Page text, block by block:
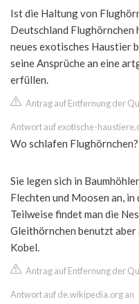
Ist die Haltung von
Deutschland Flughörnchen
neues exotisches Haustier
seine Ansprüche an eine
erfüllen.
Antrag auf Entfernung der
Antwort auf exotische-
Wo schlafen Flughörnchen?
Sie legen sich in
Flechten und Moosen an,
Teilweise findet man die
Gleithörnchen benutzt aber
Kobel.
Antrag auf Entfernung der
Antwort auf de.wikipedia.org an